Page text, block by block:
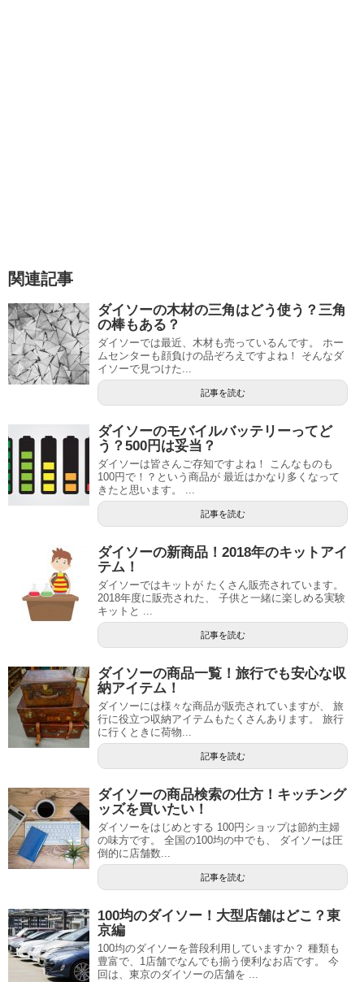
関連記事
ダイソーの木材の三角はどう使う？三角
の棒もある？
ダイソーでは最近、木材も売っているんです。 ホー
ムセンターも顔負けの品ぞろえですよね！ そんなダ
イソーで見つけた...
記事を読む
ダイソーのモバイルバッテリーってど
う？500円は妥当？
ダイソーは皆さんご存知ですよね！ こんなものも
100円で！？という商品が 最近はかなり多くなって
きたと思います。 ...
記事を読む
ダイソーの新商品！2018年のキットアイ
テム！
ダイソーではキットが たくさん販売されています。
2018年度に販売された、 子供と一緒に楽しめる実験
キットと ...
記事を読む
ダイソーの商品一覧！旅行でも安心な収
納アイテム！
ダイソーには様々な商品が販売されていますが、 旅
行に役立つ収納アイテムもたくさんあります。 旅行
に行くときに荷物...
記事を読む
ダイソーの商品検索の仕方！キッチング
ッズを買いたい！
ダイソーをはじめとする 100円ショップは節約主婦
の味方です。 全国の100均の中でも、 ダイソーは圧
倒的に店舗数...
記事を読む
100均のダイソー！大型店舗はどこ？東
京編
100均のダイソーを普段利用していますか？ 種類も
豊富で、1店舗でなんでも揃う便利なお店です。 今
回は、東京のダイソーの店舗を ...